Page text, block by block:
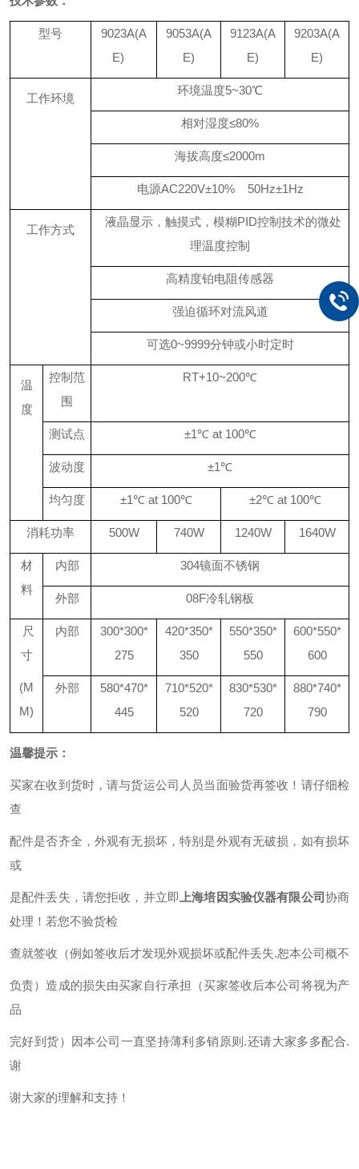
型号
9023A(A
E)
9053A(A
E)
9123A(A
E)
9203A(A
E)
工作环境
环境温度5~30℃
相对湿度≤80%
海拔高度≤2000m
电源AC220V±10% 50Hz±1Hz
工作方式
液晶显示，触摸式，模糊PID控制技术的微处
理温度控制
高精度铂电阻传感器
强迫循环对流风道
可选0~9999分钟或小时定时
温
度
控制范
围
RT+10~200℃
测试点 ±1℃ at 100℃
波动度 ±1℃
均匀度 ±1℃ at 100℃ ±2℃ at 100℃
消耗功率 500W 740W 1240W 1640W
材
料
内部 304镜面不锈钢
外部 08F冷轧钢板
尺
寸
(M
M)
内部
300*300*
275
420*350*
350
550*350*
550
600*550*
600
外部
580*470*
445
710*520*
520
830*530*
720
880*740*
790
温馨提示：
买家在收到货时，请与货运公司人员当面验货再签收！请仔细检
查
配件是否齐全，外观有无损坏，特别是外观有无破损，如有损坏
或
是配件丢失，请您拒收，并立即 上海培因实验仪器有限公司协商
处理！若您不验货检
查就签收（例如签收后才发现外观损坏或配件丢失.恕本公司概不
负责）造成的损失由买家自行承担（买家签收后本公司将视为产
品
完好到货）因本公司一直坚持薄利多销原则.还请大家多多配合.
谢
谢大家的理解和支持！